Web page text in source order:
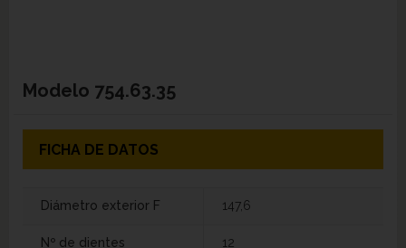
Modelo 754.63.35
FICHA DE DATOS
Diámetro exterior F 147,6
Nº de dientes 12